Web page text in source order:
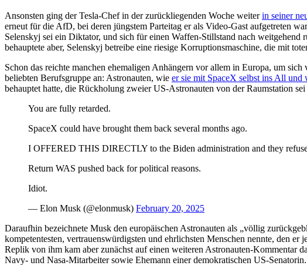
Ansonsten ging der Tesla-Chef in der zurückliegenden Woche weiterin seiner
erneut für die AfD, bei deren jüngstem Parteitag er als Video-Gast aufgetreten
Selenskyj sei ein Diktator, und sich für einen Waffen-Stillstand nach
behauptete aber, Selenskyj betreibe eine riesige Korruptionsmaschine, die mit
Schon das reichte manchen ehemaligen Anhängern vor allem in Europa, um
beliebten Berufsgruppe an: Astronauten, wie er sie mit SpaceX selbst ins All und
behauptet hatte, die Rückholung zweier US-Astronauten von der Raumstation
You are fully retarded.
SpaceX could have brought them back several months ago.
I OFFERED THIS DIRECTLY to the Biden administration and they
Return WAS pushed back for political reasons.
Idiot.
— Elon Musk (@elonmusk) February 20, 2025
Daraufhin bezeichnete Musk den europäischen Astronauten als „völlig
kompetentesten, vertrauenswürdigsten und ehrlichsten Menschen nennte, den
Replik von ihm kam aber zunächst auf einen weiteren Astronauten-Kommentar
Navy- und Nasa-Mitarbeiter sowie Ehemann einer demokratischen US-Senatorin.